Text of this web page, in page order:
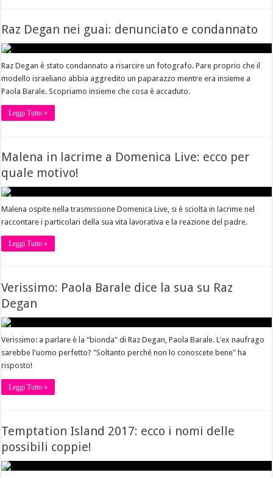
Raz Degan nei guai: denunciato e condannato
Raz Degan è stato condannato a risarcire un fotografo. Pare proprio che il
modello israeliano abbia aggredito un paparazzo mentre era insieme a
Paola Barale. Scopriamo insieme che cosa è accaduto.
Leggi Tutto »
Malena in lacrime a Domenica Live: ecco per
quale motivo!
Malena ospite nella trasmissione Domenica Live, si è sciolta in lacrime nel
raccontare i particolari della sua vita lavorativa e la reazione del padre.
Leggi Tutto »
Verissimo: Paola Barale dice la sua su Raz
Degan
Verissimo: a parlare è la "bionda" di Raz Degan, Paola Barale. L'ex naufrago
sarebbe l'uomo perfetto? "Soltanto perché non lo conoscete bene" ha
risposto!
Leggi Tutto »
Temptation Island 2017: ecco i nomi delle
possibili coppie!